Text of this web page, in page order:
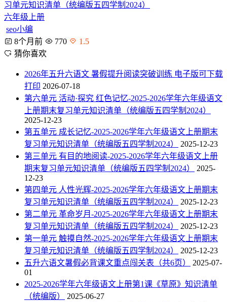
习单元知识清单（统编版五四学制2024）
六年级上册
seo小编
8个月前
770
1.5
猜你喜欢
2026年五升六语文 暑假提升阅读突破训练 电子版可下载
打印 2026-07-18
第六单元 活动·探究 红色记忆-2025-2026学年六年级语文
上册期末复习单元知识清单（统编版五四学制2024）
2025-12-23
第五单元 成长记忆-2025-2026学年六年级语文上册期末
复习单元知识清单（统编版五四学制2024）
2025-12-23
第三单元 有目的地阅读-2025-2026学年六年级语文上册
期末复习单元知识清单（统编版五四学制2024）
2025-
12-23
第四单元 人性光辉-2025-2026学年六年级语文上册期末
复习单元知识清单（统编版五四学制2024）
2025-12-23
第二单元 革命岁月-2025-2026学年六年级语文上册期末
复习单元知识清单（统编版五四学制2024）
2025-12-23
第一单元 触摸自然-2025-2026学年六年级语文上册期末
复习单元知识清单（统编版五四学制2024）
2025-12-23
五升六语文暑假必背课文重点闯关表（共6页）
2025-07-
01
2025-2026学年六年级语文上册第1课《草原》知识清单
（统编版）
2025-06-27